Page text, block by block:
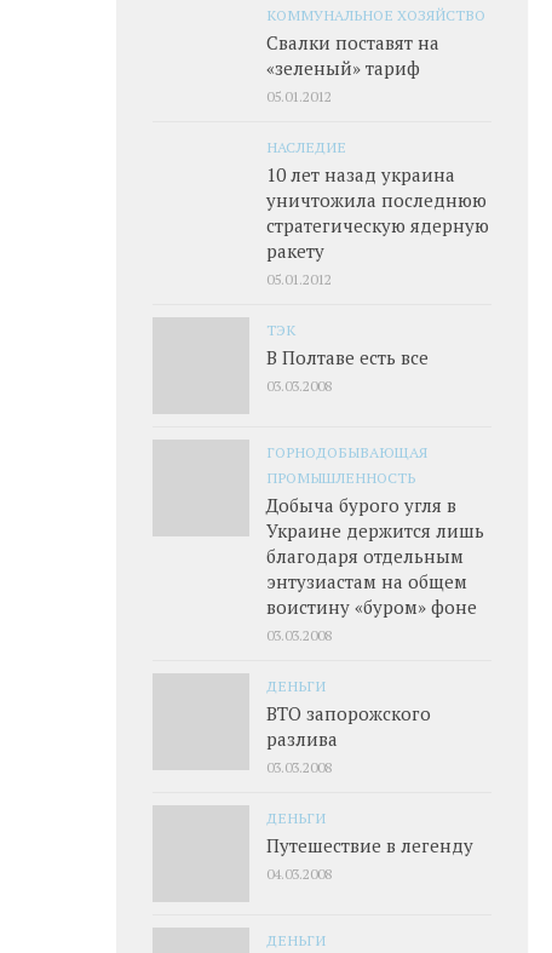
КОММУНАЛЬНОЕ ХОЗЯЙСТВО
Свалки поставят на
«зеленый» тариф
05.01.2012
НАСЛЕДИЕ
10 лет назад украина
уничтожила последнюю
стратегическую ядерную
ракету
05.01.2012
ТЭК
В Полтаве есть все
03.03.2008
ГОРНОДОБЫВАЮЩАЯ
ПРОМЫШЛЕННОСТЬ
Добыча бурого угля в
Украине держится лишь
благодаря отдельным
энтузиастам на общем
воистину «буром» фоне
03.03.2008
ДЕНЬГИ
ВТО запорожского
разлива
03.03.2008
ДЕНЬГИ
Путешествие в легенду
04.03.2008
ДЕНЬГИ